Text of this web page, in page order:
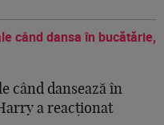
când dansează în
a reacționat